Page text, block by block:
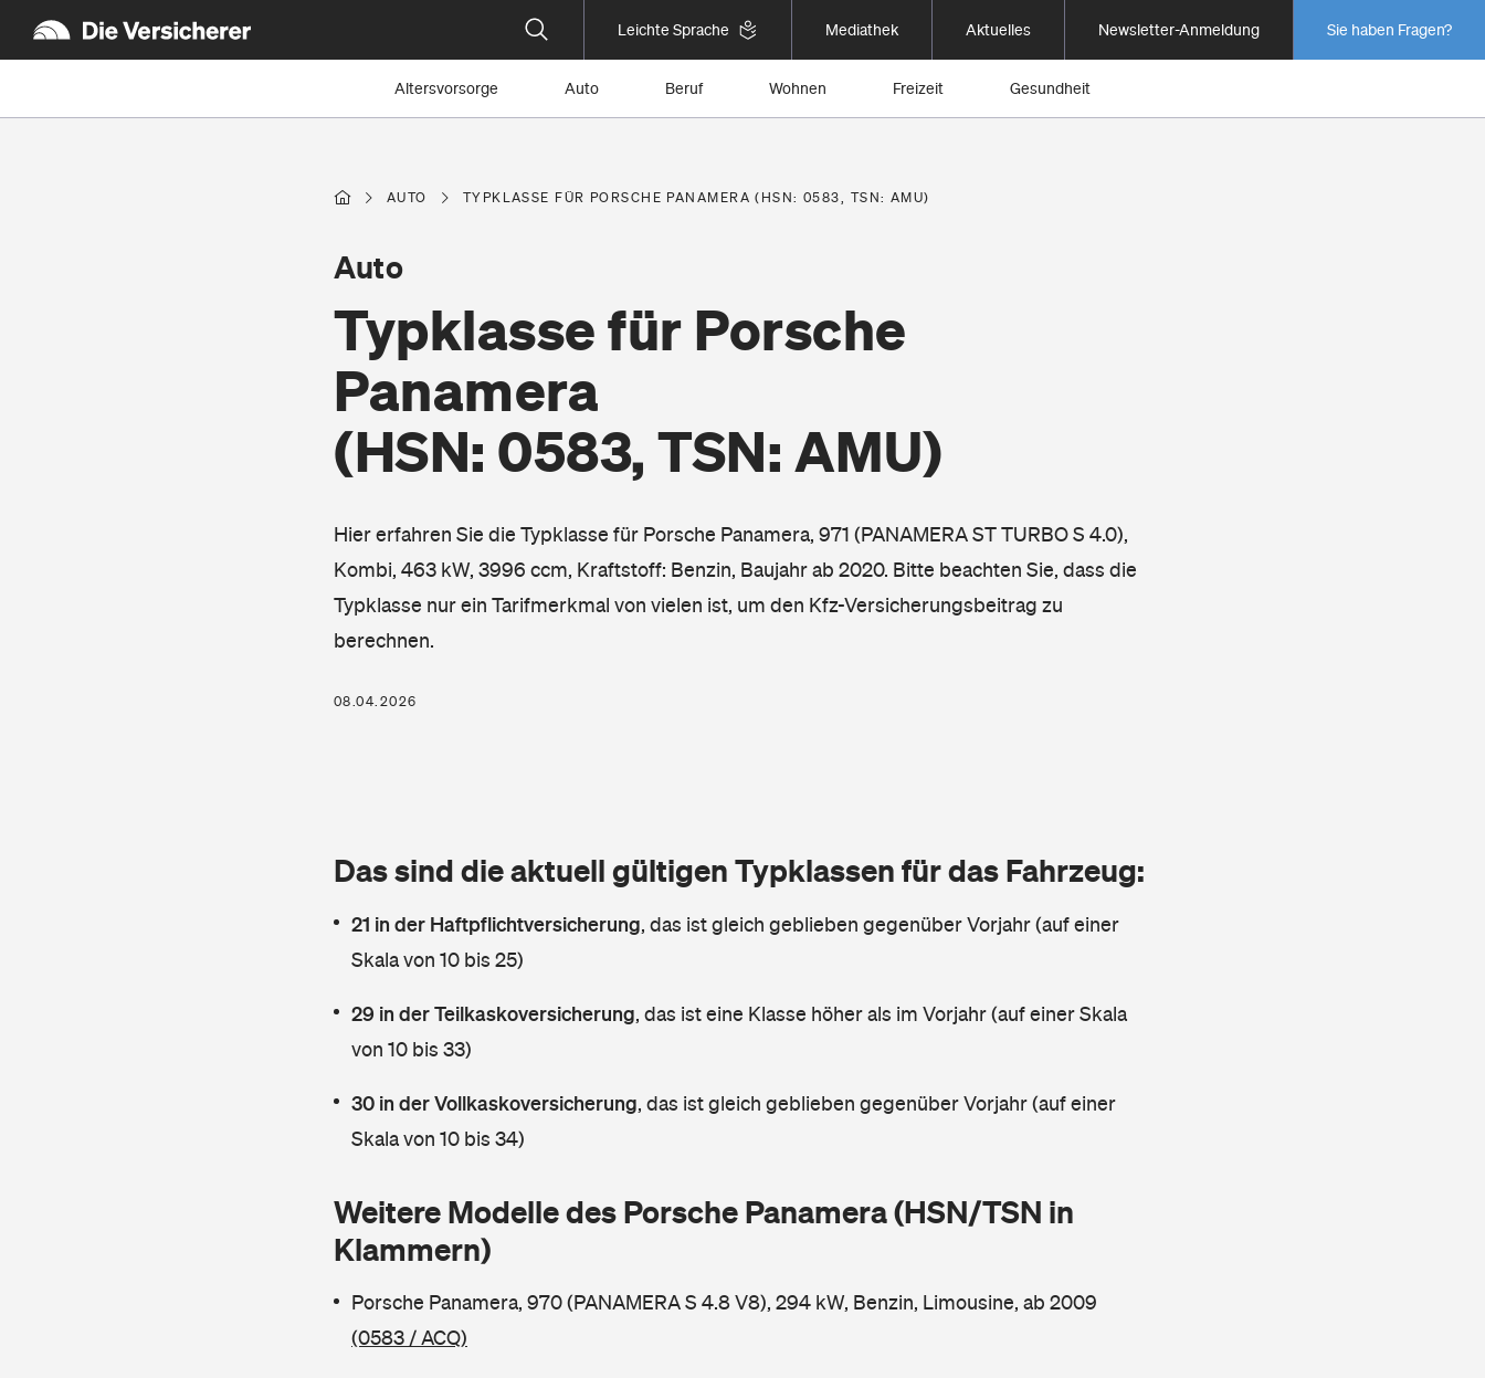
Leichte Sprache Mediathek Aktuelles Newsletter-Anmeldung Sie haben Fragen?
Altersvorsorge Auto Beruf Wohnen Freizeit Gesundheit
AUTO TYPKLASSE FÜR PORSCHE PANAMERA (HSN: 0583, TSN: AMU)
Typklasse für Porsche
Panamera
(HSN: 0583, TSN: AMU)
Auto
Hier erfahren Sie die Typklasse für Porsche Panamera, 971 (PANAMERA ST TURBO S 4.0),
Kombi, 463 kW, 3996 ccm, Kraftstoff: Benzin, Baujahr ab 2020. Bitte beachten Sie, dass die
Typklasse nur ein Tarifmerkmal von vielen ist, um den Kfz-Versicherungsbeitrag zu
berechnen.
08.04.2026
Das sind die aktuell gültigen Typklassen für das Fahrzeug:
21 in der Haftpflichtversicherung, das ist gleich geblieben gegenüber Vorjahr (auf einer
Skala von 10 bis 25)
29 in der Teilkaskoversicherung, das ist eine Klasse höher als im Vorjahr (auf einer Skala
von 10 bis 33)
30 in der Vollkaskoversicherung, das ist gleich geblieben gegenüber Vorjahr (auf einer
Skala von 10 bis 34)
Weitere Modelle des Porsche Panamera (HSN/TSN in
Klammern)
Porsche Panamera, 970 (PANAMERA S 4.8 V8), 294 kW, Benzin, Limousine, ab 2009
(0583 / ACQ)